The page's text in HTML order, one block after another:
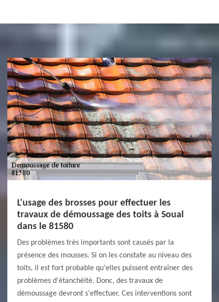
L'usage des brosses pour effectuer les
travaux de démoussage des toits à Soual
dans le 81580
Des problèmes très importants sont causés par la
présence des mousses. Si on les constate au niveau des
toits, il est fort probable qu'elles puissent entraîner des
problèmes d'étanchéité. Donc, des travaux de
démoussage devront s'effectuer. Ces interventions sont